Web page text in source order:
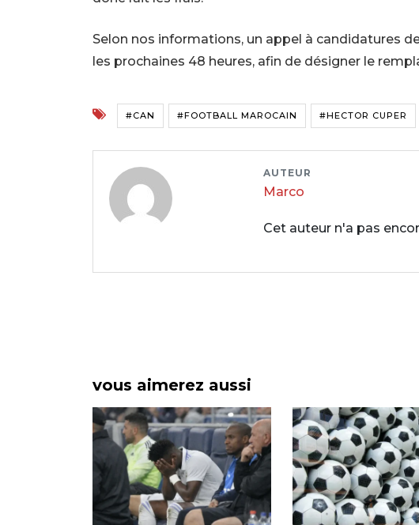
Selon nos informations, un appel à candidatures
les prochaines 48 heures, afin de désigner le
#CAN #FOOTBALL MAROCAIN #HECTOR CUPER
AUTEUR
Marco
Cet auteur n'a pas
vous aimerez aussi